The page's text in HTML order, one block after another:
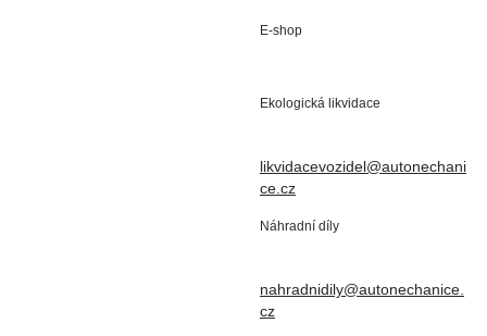
E-shop
Ekologická likvidace
likvidacevozidel@autonechani
ce.cz
Náhradní díly
nahradnidily@autonechanice.
cz